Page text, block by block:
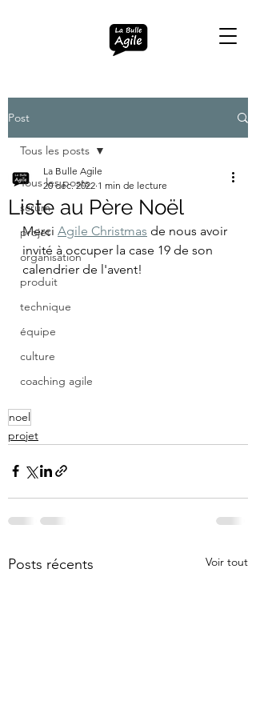
Post
Tous les posts
scrum
projet
organisation
produit
technique
équipe
culture
coaching agile
Tous les posts
Liste au Père Noël
La Bulle Agile
20 déc. 2022 1 min de lecture
Merci Agile Christmas de nous avoir
invité à occuper la case 19 de son
calendrier de l'avent!
noel
projet
Posts récents Voir tout